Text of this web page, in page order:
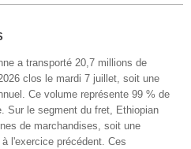
a transporté 20,7 millions de
clos le mardi 7 juillet, soit une
Ce volume représente 99 % de
Sur le segment du fret, Ethiopian
de marchandises, soit une
l'exercice précédent. Ces